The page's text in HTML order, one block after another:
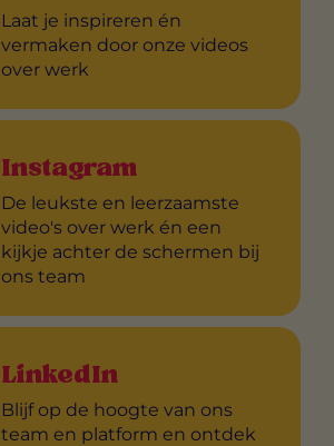
Laat je inspireren én
vermaken door onze videos
over werk
Instagram
De leukste en leerzaamste
video's over werk én een
kijkje achter de schermen bij
ons team
LinkedIn
Blijf op de hoogte van ons
team en platform en ontdek